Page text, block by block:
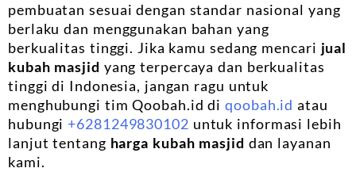
pembuatan sesuai dengan standar nasional yang
berlaku dan menggunakan bahan yang
berkualitas tinggi. Jika kamu sedang mencari jual
kubah masjid yang terpercaya dan berkualitas
tinggi di Indonesia, jangan ragu untuk
menghubungi tim Qoobah.id diqoobah.id atau
hubungi +6281249830102 untuk informasi lebih
lanjut tentang harga kubah masjid dan layanan
kami.